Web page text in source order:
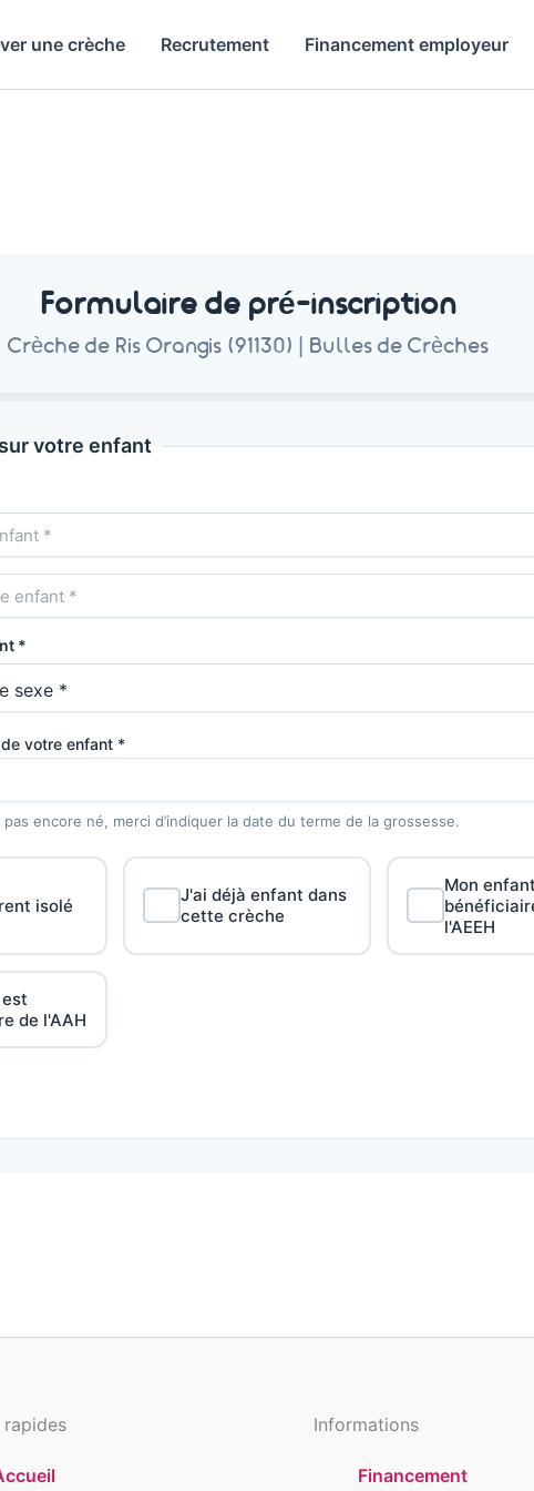
une crèche Recrutement Financement employeur
Formulaire de pré-inscription
Crèche de Ris Orangis (91130) | Bulles de Crèches
votre enfant
*
votre enfant *
pas encore né, merci d’indiquer la date du terme de la grossesse.
isolé
J'ai déjà enfant dans
cette crèche
Mon
l'AEEH
de l'AAH
rapides Informations
Financement